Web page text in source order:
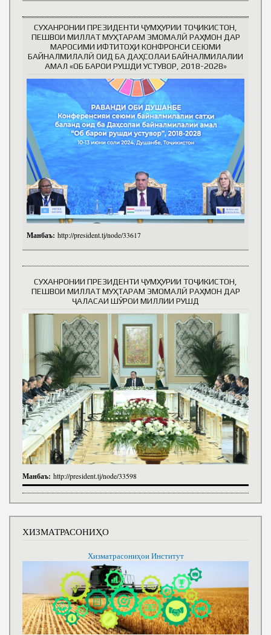
СУХАНРОНИИ ПРЕЗИДЕНТИ ҶУМҲУРИИ ТОҶИКИСТОН,
ПЕШВОИ МИЛЛАТ МУҲТАРАМ ЭМОМАЛӢ РАҲМОН ДАР
МАРОСИМИ ИФТИТОҲИ КОНФРОНСИ СЕЮМИ
БАЙНАЛМИЛАЛӢ ОИД БА ДАҲСОЛАИ БАЙНАЛМИЛАЛИИ
АМАЛ «ОБ БАРОИ РУШДИ УСТУВОР, 2018-2028»
Манбаъ: http://president.tj/node/33617
СУХАНРОНИИ ПРЕЗИДЕНТИ ҶУМҲУРИИ ТОҶИКИСТОН,
ПЕШВОИ МИЛЛАТ МУҲТАРАМ ЭМОМАЛӢ РАҲМОН ДАР
ҶАЛАСАИ ШӮРОИ МИЛЛИИ РУШД
Манбаъ: http://president.tj/node/33598
ХИЗМАТРАСОНИҲО
Хизматрасониҳои Институт